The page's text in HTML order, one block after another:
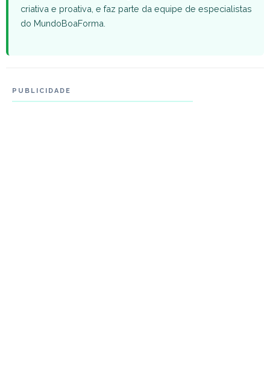
criativa e proativa, e faz parte da equipe de especialistas
do MundoBoaForma.
PUBLICIDADE